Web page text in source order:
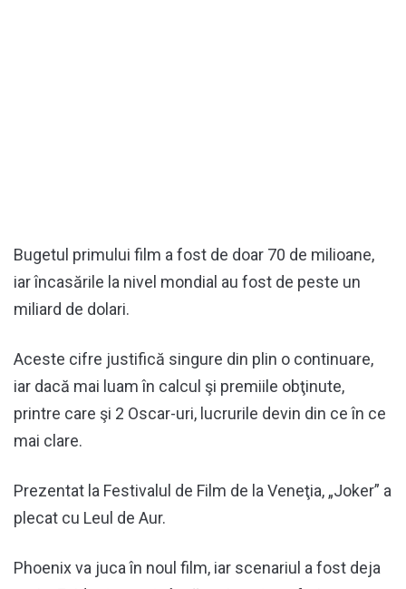
Bugetul primului film a fost de doar 70 de milioane,
iar încasările la nivel mondial au fost de peste un
miliard de dolari.
Aceste cifre justifică singure din plin o continuare,
iar dacă mai luam în calcul şi premiile obţinute,
printre care şi 2 Oscar-uri, lucrurile devin din ce în ce
mai clare.
Prezentat la Festivalul de Film de la Veneţia, „Joker” a
plecat cu Leul de Aur.
Phoenix va juca în noul film, iar scenariul a fost deja